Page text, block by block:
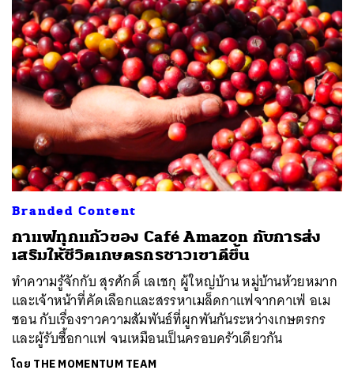
Branded Content
กาแฟทุกแก้วของ Café Amazon กับการส่ง
เสริมให้ชีวิตเกษตรกรชาวเขาดีขึ้น
ทำความรู้จักกับ สุรศักดิ์ เลเชกุ ผู้ใหญ่บ้าน หมู่บ้านห้วยหมาก
และเจ้าหน้าที่คัดเลือกและสรรหาเมล็ดกาแฟจากคาเฟ่ อเม
ซอน กับเรื่องราวความสัมพันธ์ที่ผูกพันกันระหว่างเกษตรกร
และผู้รับซื้อกาแฟ จนเหมือนเป็นครอบครัวเดียวกัน
โดย THE MOMENTUM TEAM